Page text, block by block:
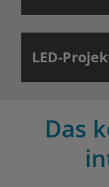
LED-
Das